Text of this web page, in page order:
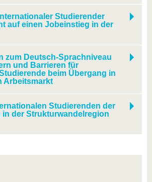
Studierender
auf einen Jobeinstieg in der
zum Deutsch-Sprachniveau
und Barrieren für
beim Übergang in
Arbeitsmarkt
Studierenden der
in der Strukturwandelregion